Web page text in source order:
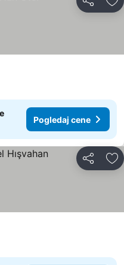
Deli
cene
Pogledaj cene
Deli
cene